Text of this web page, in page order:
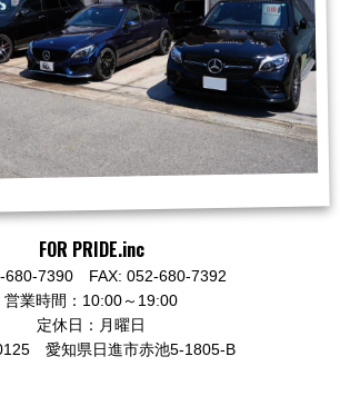
FOR PRIDE.inc
680-7390 FAX: 052-680-7392
営業時間：10:00～19:00
定休日：月曜日
愛知県日進市赤池5-1805-B